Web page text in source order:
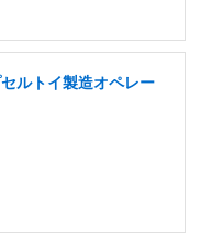
ルトイ製造オペレー